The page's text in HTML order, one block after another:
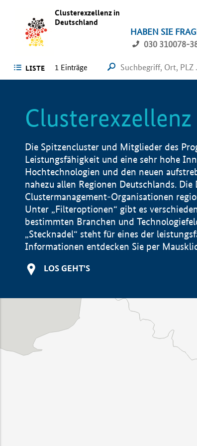
Clusterexzellenz in
Deutschland
HABEN SIE
030 310078-
LISTE 1 Einträge
Die Spitzencluster und Mitglieder des
Leistungsfähigkeit und eine sehr hohe
Hochtechnologien und den neuen
nahezu allen Regionen Deutschlands.
Clustermanagement-Organisationen
Unter „Filteroptionen“ gibt es
bestimmten Branchen und
„Stecknadel“ steht für eines der
Informationen entdecken Sie per
LOS GEHT'S